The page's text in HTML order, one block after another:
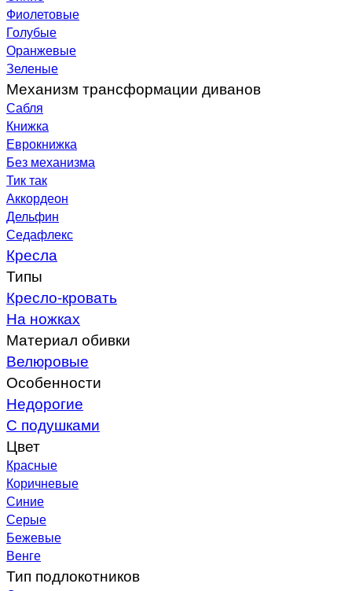
Фиолетовые
Голубые
Оранжевые
Зеленые
Механизм трансформации диванов
Сабля
Книжка
Еврокнижка
Без механизма
Тик так
Аккордеон
Дельфин
Седафлекс
Кресла
Типы
Кресло-кровать
На ножках
Материал обивки
Велюровые
Особенности
Недорогие
С подушками
Цвет
Красные
Коричневые
Синие
Серые
Бежевые
Венге
Тип подлокотников